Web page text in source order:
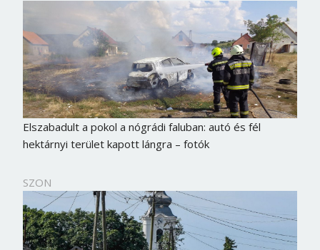
Elszabadult a pokol a nógrádi faluban: autó és fél
hektárnyi terület kapott lángra – fotók
SZON